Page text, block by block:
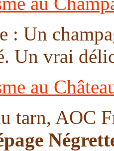
: Un
Un vrai
au
tarn, AOC